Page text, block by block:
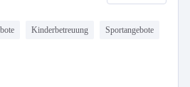
Kinderbetreuung Sportangebote